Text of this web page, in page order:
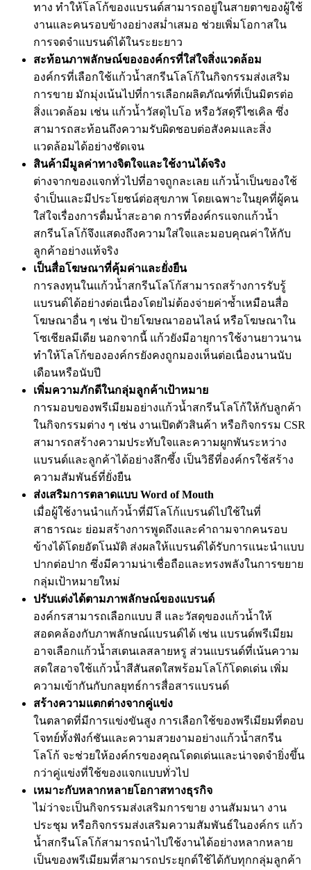
ทาง ทำให้โลโก้ของแบรนด์สามารถอยู่ในสายตาของผู้ใช้
งานและคนรอบข้างอย่างสม่ำเสมอ ช่วยเพิ่มโอกาสใน
การจดจำแบรนด์ได้ในระยะยาว
สะท้อนภาพลักษณ์ขององค์กรที่ใส่ใจสิ่งแวดล้อม
องค์กรที่เลือกใช้แก้วน้ำสกรีนโลโก้ในกิจกรรมส่งเสริม
การขาย มักมุ่งเน้นไปที่การเลือกผลิตภัณฑ์ที่เป็นมิตรต่อ
สิ่งแวดล้อม เช่น แก้วน้ำวัสดุไบโอ หรือวัสดุรีไซเคิล ซึ่ง
สามารถสะท้อนถึงความรับผิดชอบต่อสังคมและสิ่ง
แวดล้อมได้อย่างชัดเจน
สินค้ามีมูลค่าทางจิตใจและใช้งานได้จริง
ต่างจากของแจกทั่วไปที่อาจถูกละเลย แก้วน้ำเป็นของใช้
จำเป็นและมีประโยชน์ต่อสุขภาพ โดยเฉพาะในยุคที่ผู้คน
ใส่ใจเรื่องการดื่มน้ำสะอาด การที่องค์กรแจกแก้วน้ำ
สกรีนโลโก้จึงแสดงถึงความใส่ใจและมอบคุณค่าให้กับ
ลูกค้าอย่างแท้จริง
เป็นสื่อโฆษณาที่คุ้มค่าและยั่งยืน
การลงทุนในแก้วน้ำสกรีนโลโก้สามารถสร้างการรับรู้
แบรนด์ได้อย่างต่อเนื่องโดยไม่ต้องจ่ายค่าซ้ำเหมือนสื่อ
โฆษณาอื่น ๆ เช่น ป้ายโฆษณาออนไลน์ หรือโฆษณาใน
โซเชียลมีเดีย นอกจากนี้ แก้วยังมีอายุการใช้งานยาวนาน
ทำให้โลโก้ขององค์กรยังคงถูกมองเห็นต่อเนื่องนานนับ
เดือนหรือนับปี
เพิ่มความภักดีในกลุ่มลูกค้าเป้าหมาย
การมอบของพรีเมียมอย่างแก้วน้ำสกรีนโลโก้ให้กับลูกค้า
ในกิจกรรมต่าง ๆ เช่น งานเปิดตัวสินค้า หรือกิจกรรม CSR
สามารถสร้างความประทับใจและความผูกพันระหว่าง
แบรนด์และลูกค้าได้อย่างลึกซึ้ง เป็นวิธีที่องค์กรใช้สร้าง
ความสัมพันธ์ที่ยั่งยืน
ส่งเสริมการตลาดแบบ Word of Mouth
เมื่อผู้ใช้งานนำแก้วน้ำที่มีโลโก้แบรนด์ไปใช้ในที่
สาธารณะ ย่อมสร้างการพูดถึงและคำถามจากคนรอบ
ข้างได้โดยอัตโนมัติ ส่งผลให้แบรนด์ได้รับการแนะนำแบบ
ปากต่อปาก ซึ่งมีความน่าเชื่อถือและทรงพลังในการขยาย
กลุ่มเป้าหมายใหม่
ปรับแต่งได้ตามภาพลักษณ์ของแบรนด์
องค์กรสามารถเลือกแบบ สี และวัสดุของแก้วน้ำให้
สอดคล้องกับภาพลักษณ์แบรนด์ได้ เช่น แบรนด์พรีเมียม
อาจเลือกแก้วน้ำสเตนเลสลายหรู ส่วนแบรนด์ที่เน้นความ
สดใสอาจใช้แก้วน้ำสีสันสดใสพร้อมโลโก้โดดเด่น เพิ่ม
ความเข้ากันกับกลยุทธ์การสื่อสารแบรนด์
สร้างความแตกต่างจากคู่แข่ง
ในตลาดที่มีการแข่งขันสูง การเลือกใช้ของพรีเมียมที่ตอบ
โจทย์ทั้งฟังก์ชันและความสวยงามอย่างแก้วน้ำสกรีน
โลโก้ จะช่วยให้องค์กรของคุณโดดเด่นและน่าจดจำยิ่งขึ้น
กว่าคู่แข่งที่ใช้ของแจกแบบทั่วไป
เหมาะกับหลากหลายโอกาสทางธุรกิจ
ไม่ว่าจะเป็นกิจกรรมส่งเสริมการขาย งานสัมมนา งาน
ประชุม หรือกิจกรรมส่งเสริมความสัมพันธ์ในองค์กร แก้ว
น้ำสกรีนโลโก้สามารถนำไปใช้งานได้อย่างหลากหลาย
เป็นของพรีเมียมที่สามารถประยุกต์ใช้ได้กับทุกกลุ่มลูกค้า